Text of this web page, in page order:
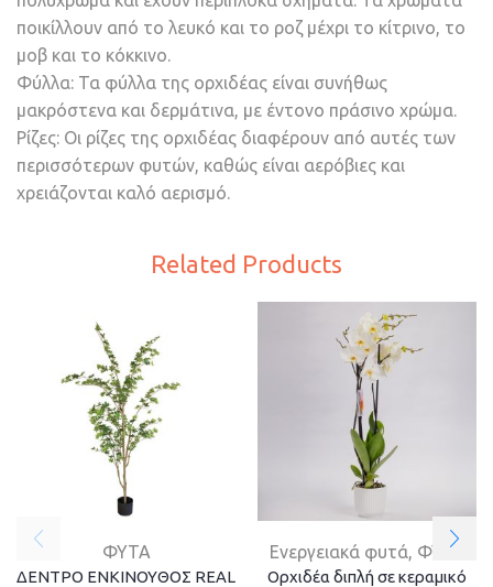
ποικίλλουν από το λευκό και το ροζ μέχρι το κίτρινο, το
μοβ και το κόκκινο.
Φύλλα: Τα φύλλα της ορχιδέας είναι συνήθως
μακρόστενα και δερμάτινα, με έντονο πράσινο χρώμα.
Ρίζες: Οι ρίζες της ορχιδέας διαφέρουν από αυτές των
περισσότερων φυτών, καθώς είναι αερόβιες και
χρειάζονται καλό αερισμό.
Related Products
ΦΥΤΑ
ΔΕΝΤΡΟ ΕΝΚΙΝΟΥΘΟΣ REAL
Ενεργειακά φυτά, ΦΥΤΑ
Ορχιδέα διπλή σε κεραμικό